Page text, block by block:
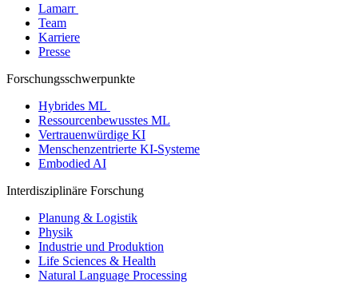
Lamarr
Team
Karriere
Presse
Forschungsschwerpunkte
Hybrides ML
Ressourcenbewusstes ML
Vertrauenwürdige KI
Menschenzentrierte KI-Systeme
Embodied AI
Interdisziplinäre Forschung
Planung & Logistik
Physik
Industrie und Produktion
Life Sciences & Health
Natural Language Processing